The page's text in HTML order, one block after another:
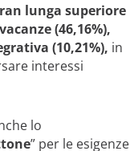
lunga superiore
(46,16%),
(10,21%), in
interessi
lo
” per le esigenze